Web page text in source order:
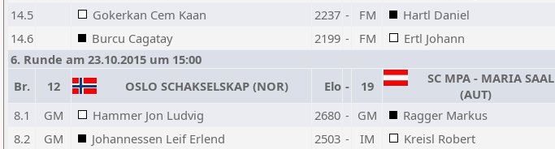
14.5
Gokerkan Cem Kaan 2237 - FM Hartl Daniel
14.6
Burcu Cagatay 2199 - FM Ertl Johann
6. Runde am 23.10.2015 um 15:00
Br.
12 OSLO SCHAKSELSKAP (NOR) Elo - 19
SC MPA - MARIA SAAL
(AUT)
8.1
GM Hammer Jon Ludvig 2680 - GM Ragger Markus
8.2
GM Johannessen Leif Erlend 2503 - IM Kreisl Robert